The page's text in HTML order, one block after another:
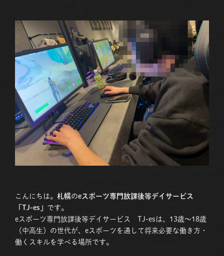
こんにちは。 札幌のeスポーツ専門放課後等デイサービス
「TJ-es」 です。
eスポーツ専門放課後等デイサービス TJ-esは、13歳〜18歳
（中高生）の世代が、eスポーツを通して将来必要な働き方・
働くスキルを学べる場所です。